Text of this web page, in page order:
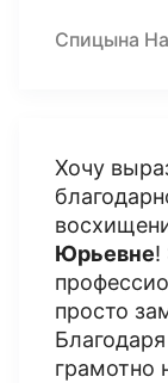
Спицына
Хочу
Юрьевне!
просто
грамотно